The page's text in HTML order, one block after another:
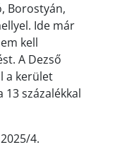
Borostyán,
Ide már
kell
A Dezső
a kerület
százalékkal
4.